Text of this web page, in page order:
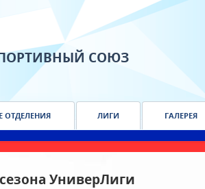
СОЮЗ
ОТДЕЛЕНИЯ ЛИГИ ГАЛЕРЕЯ
УниверЛиги